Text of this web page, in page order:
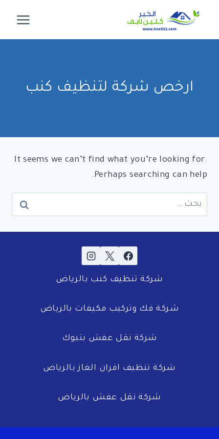
المحتوى
ارخص شركة لتنظيف كنب
It seems we can’t find what you’re looking for.
Perhaps searching can help.
البحث
عن:
شركة تنظيف كنب بالرياض
شركة فك وتركيب مكيفات بالرياض
شركة نقل عفش بتبوك
شركة تنظيف افران الغاز بالرياض
شركة نقل عفش بالرياض